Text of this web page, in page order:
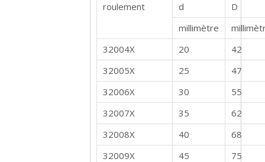
roulement
d
D
millimètre
32004X
20
42
32005X
25
47
32006X
30
55
32007X
35
62
32008X
40
68
32009X
45
75